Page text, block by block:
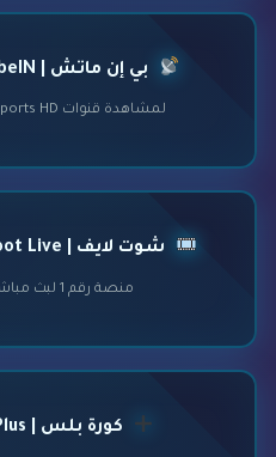
بي إن ماتش | Bein Match - beIN مجاناً
لمشاهدة قنوات beIN Sports HD بث مباشر مجاني
شوت لايف | Shoot Live - بث مباشر مجاني
منصة رقم 1 لبث مباشر مباريات اليوم HD
كورة بلس | Kora Plus - جودة 4K